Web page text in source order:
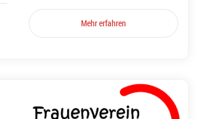
Mehr erfahren